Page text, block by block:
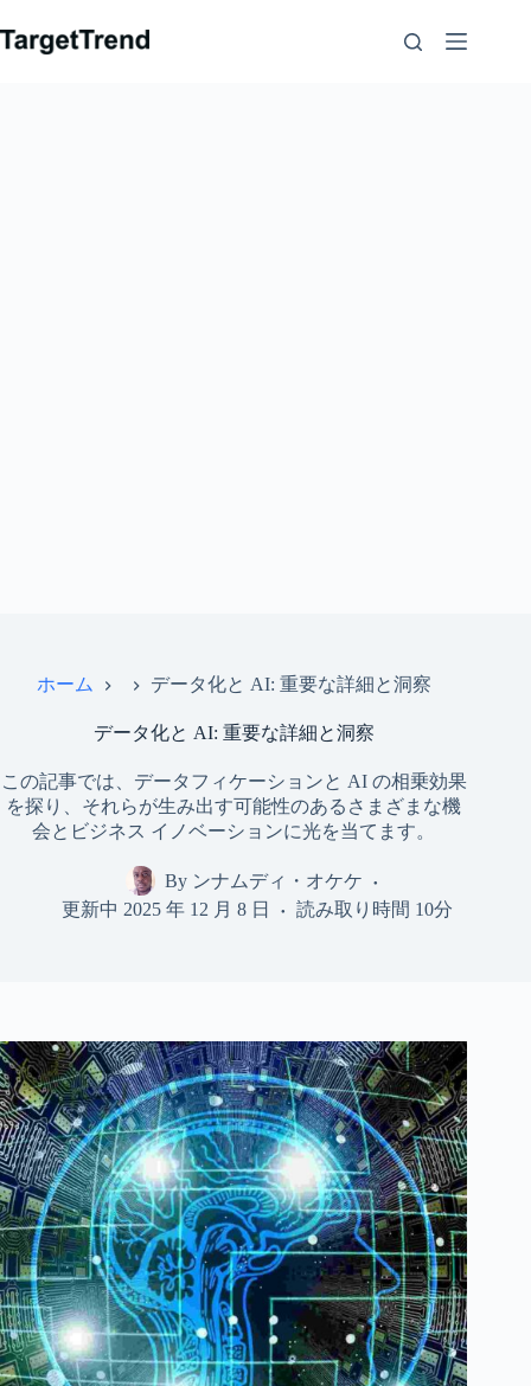
ン
ホーム データ化と AI: 重要な詳細と洞察
データ化と AI: 重要な詳細と洞察
この記事では、データフィケーションと AI の相乗効果
を探り、それらが生み出す可能性のあるさまざまな機
会とビジネス イノベーションに光を当てます。
By ンナムディ・オケケ
更新中 2025 年 12 月 8 日 読み取り時間 10分